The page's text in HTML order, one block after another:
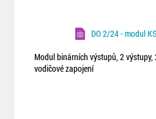
DO 2/24 - modul
Modul binárních výstupů, 2 výstupy,
vodičové zapojení